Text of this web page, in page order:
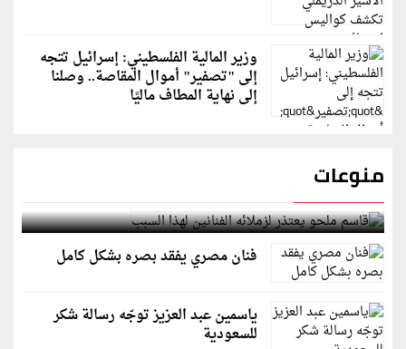
وزير المالية الفلسطيني: إسرائيل تتجه
إلى "تصفير" أموال المقاصة.. وصلنا
إلى نهاية المطاف ماليًا
منوعات
قاسم ملحو يعتذر لزملائه الفنانين لهذا السبب
فنان مصري يفقد بصره بشكل كامل
ياسمين عبد العزيز توجّه رسالة شكر
للسعودية